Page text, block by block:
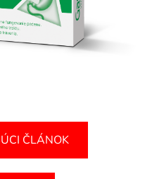
ČLÁNOK